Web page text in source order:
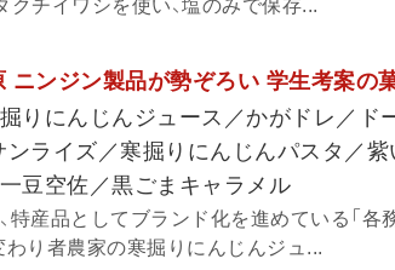
クチイワシを使い、塩のみで保存...
ニンジン製品が勢ぞろい 学生考案の
りにんじんジュース／かがドレ／ド
ライズ／寒掘りにんじんパスタ／
豆空佐／黒ごまキャラメル
特産品としてブランド化を進めている「各
わり者農家の寒掘りにんじんジュ...